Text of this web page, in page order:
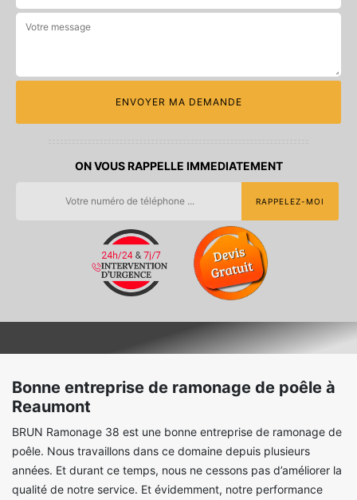
ON VOUS RAPPELLE IMMEDIATEMENT
Bonne entreprise de ramonage de poêle à
Reaumont
BRUN Ramonage 38 est une bonne entreprise de ramonage de
poêle. Nous travaillons dans ce domaine depuis plusieurs
années. Et durant ce temps, nous ne cessons pas d’améliorer la
qualité de notre service. Et évidemment, notre performance